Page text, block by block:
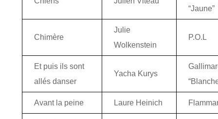
“Jaune”
Chimère
Julie
Wolkenstein
P.O.L
Et puis ils sont
allés danser
Yacha Kurys
Avant la peine Laure Heinich